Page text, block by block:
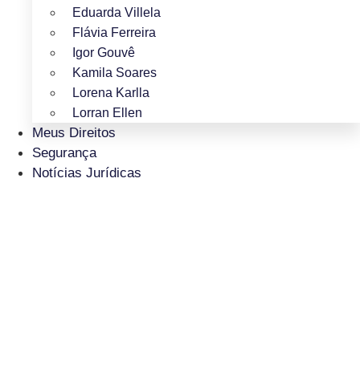
Eduarda Villela
Flávia Ferreira
Igor Gouvê
Kamila Soares
Lorena Karlla
Lorran Ellen
Meus Direitos
Segurança
Notícias Jurídicas